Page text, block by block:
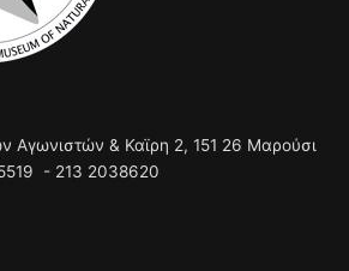
Αγωνιστών & Καϊρη 2, 151 26 Μαρούσι
- 213 2038620